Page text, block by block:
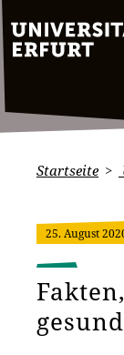
Startseite
25. August